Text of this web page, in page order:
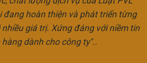
đang hoàn thiện và phát triển từng
giá trị. Xứng đáng với niềm tin
hàng dành cho công ty"..